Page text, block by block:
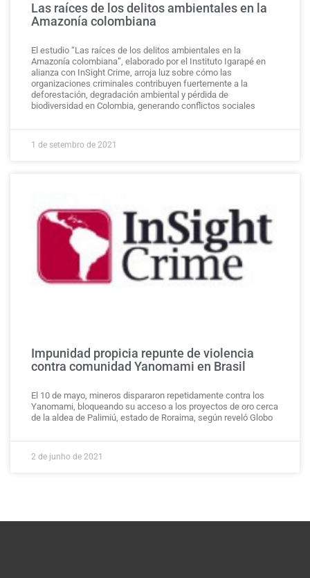
Las raíces de los delitos ambientales en la
Amazonía colombiana
El estudio “Las raíces de los delitos ambientales en la
Amazonía colombiana”, elaborado por el Instituto Igarapé en
alianza con InSight Crime, arroja luz sobre cómo las
organizaciones criminales contribuyen fuertemente a la
deforestación, degradación ambiental y pérdida de
biodiversidad en Colombia, generando conflictos sociales
1 de setembro de 2021
Impunidad propicia repunte de violencia
contra comunidad Yanomami en Brasil
El 10 de mayo, mineros dispararon repetidamente contra los
Yanomami, bloqueando su acceso a los proyectos de oro cerca
de la aldea de Palimiú, estado de Roraima, según reveló Globo
2 de junho de 2021